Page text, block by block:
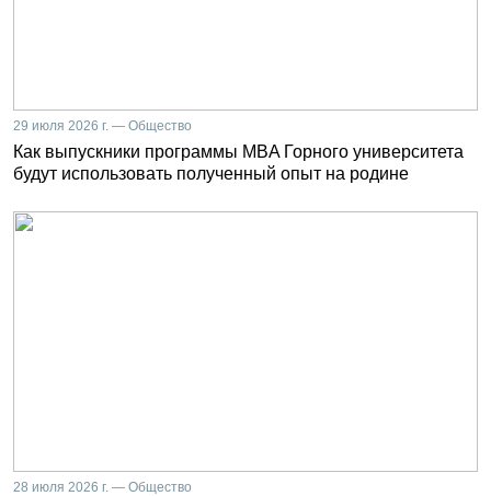
29 июля 2026 г. — Общество
Как выпускники программы MBA Горного университета
будут использовать полученный опыт на родине
28 июля 2026 г. — Общество